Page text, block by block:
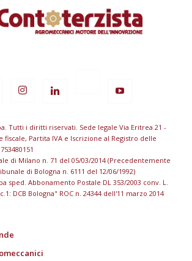
Tutti i diritti riservati. Sede legale Via Eritrea 21 -
fiscale, Partita IVA e Iscrizione al Registro delle
di Milano n. 71 del 05/03/2014 (Precedentemente
di Bologna n. 6111 del 12/06/1992)
sped. Abbonamento Postale DL 353/2003 conv. L.
DCB Bologna" ROC n. 24344 dell'11 marzo 2014